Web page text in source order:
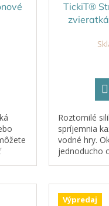
TickiT®
Roztomilé
spríjemnia
vodné hry.
jednoducho
senzorické...
Výpredaj